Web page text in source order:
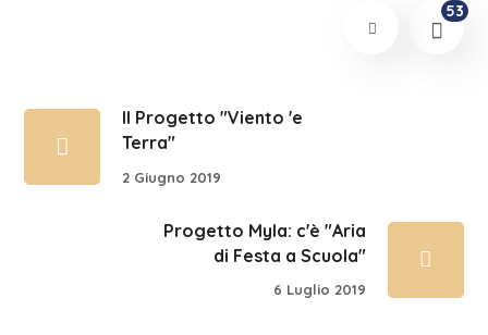
53
Il Progetto "Viento 'e
Terra"
2 Giugno 2019
Progetto Myla: c'è "Aria
di Festa a Scuola"
6 Luglio 2019